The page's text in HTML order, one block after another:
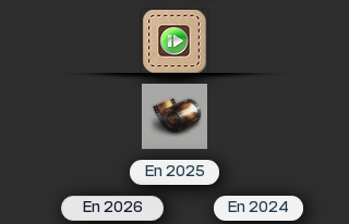
En 2025
En 2026 En 2024